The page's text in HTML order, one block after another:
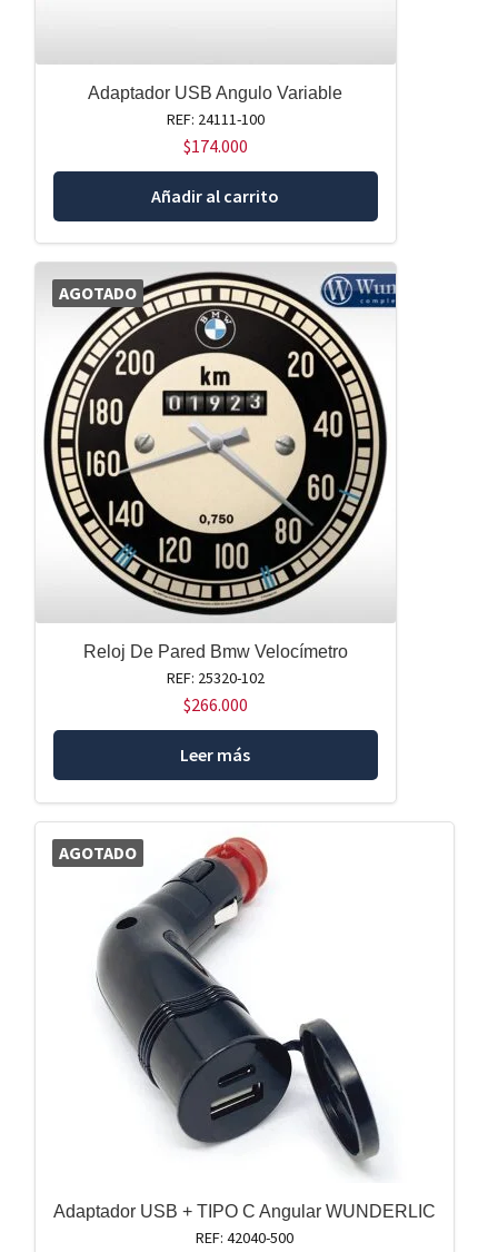
Adaptador USB Angulo Variable
REF: 24111-100
$174.000
Añadir al carrito
AGOTADO
Reloj De Pared Bmw Velocímetro
REF: 25320-102
$266.000
Leer más
AGOTADO
Adaptador USB + TIPO C Angular WUNDERLIC
REF: 42040-500